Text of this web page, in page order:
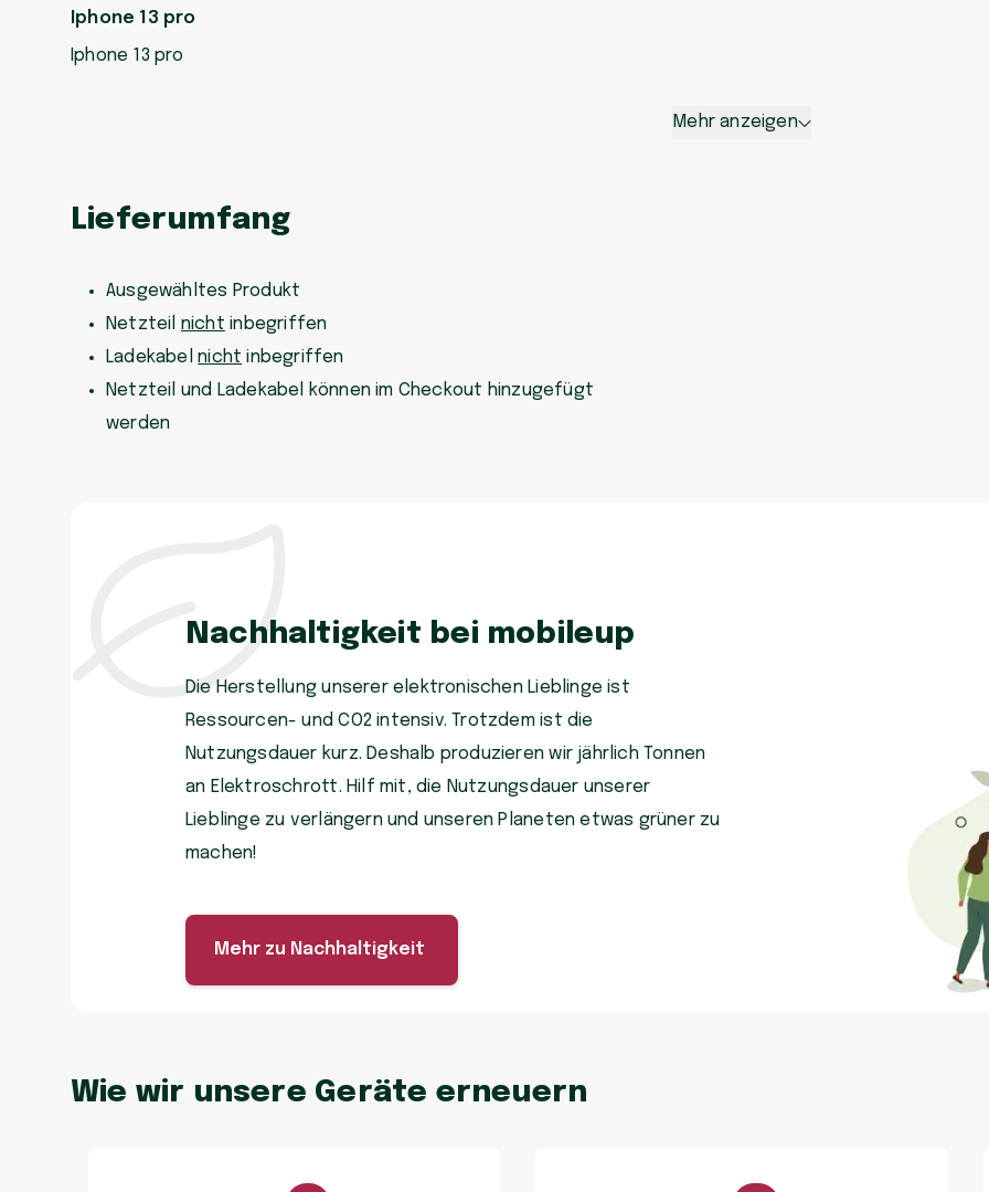
Iphone 13 pro
Iphone 13 pro
Mehr anzeigen
Lieferumfang
Ausgewähltes Produkt
Netzteil nicht inbegriffen
Ladekabelnicht inbegriffen
Netzteil und Ladekabel können im Checkout hinzugefügt
werden
Nachhaltigkeit bei mobileup
Die Herstellung unserer elektronischen Lieblinge ist
Ressourcen- und CO2 intensiv. Trotzdem ist die
Nutzungsdauer kurz. Deshalb produzieren wir jährlich Tonnen
an Elektroschrott. Hilf mit, die Nutzungsdauer unserer
Lieblinge zu verlängern und unseren Planeten etwas grüner zu
machen!
Mehr zu Nachhaltigkeit
Wie wir unsere Geräte erneuern